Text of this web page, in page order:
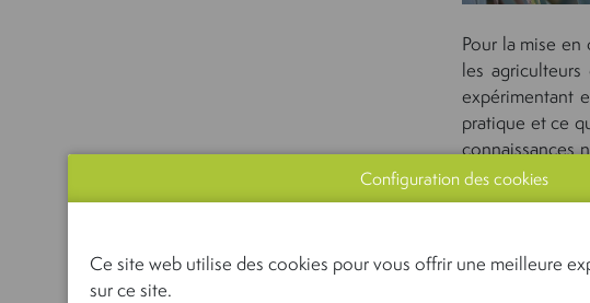
Pour la mise
les
expérimentant
pratique et ce
connaissances
donc
connaissances
Delhaize
belge, à
marché pour
Configuration des cookies
Ce site web utilise des cookies pour vous offrir une meilleure
sur ce site.